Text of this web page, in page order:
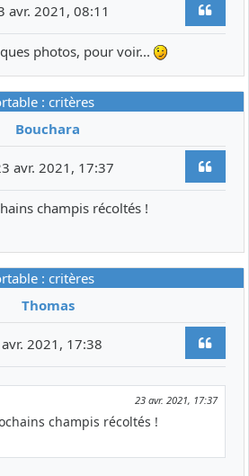
avr. 2021, 08:11
photos, pour voir...
: critères
Bouchara
avr. 2021, 17:37
champis récoltés !
: critères
Thomas
2021, 17:38
23 avr. 2021, 17:37
champis récoltés !